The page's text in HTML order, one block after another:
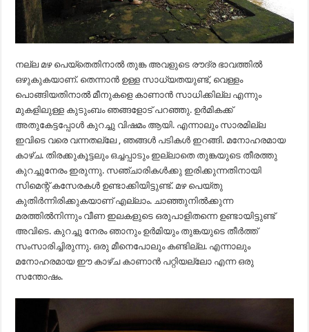
നല്ല മഴ പെയ്തെതിനാൽ തുങ്ക അവളുടെ രൗദ്ര ഭാവത്തിൽ
ഒഴുകുകയാണ്. തെന്നാൻ ഉള്ള സാധ്യതയുണ്ട്, വെള്ളം
പൊങ്ങിയതിനാൽ മീനുകളെ കാണാൻ സാധിക്കില്ല എന്നും
മുകളിലുള്ള കുടുംബം ഞങ്ങളോട് പറഞ്ഞു. ഉർമികക്ക്
അതുകേട്ടപ്പോൾ കുറച്ചു വിഷമം ആയി. എന്നാലും സാരമില്ല
ഇവിടെ വരെ വന്നതല്ലേ , ഞങ്ങൾ പടികൾ ഇറങ്ങി. മനോഹരമായ
കാഴ്ച. തിരക്കുകൂട്ടലും ഒച്ചപ്പാടും ഇല്ലാതെ തുങ്കയുടെ തീരത്തു
കുറച്ചുനേരം ഇരുന്നു. സഞ്ചാരികൾക്കു ഇരിക്കുന്നതിനായി
സിമെന്റ് കസേരകൾ ഉണ്ടാക്കിയിട്ടുണ്ട്. മഴ പെയ്തു
കുതിർന്നിരിക്കുകയാണ് എല്ലാം. ചാഞ്ഞുനിൽക്കുന്ന
മരത്തിൽനിന്നും വീണ ഇലകളുടെ ഒരുപാളിതന്നെ ഉണ്ടായിട്ടുണ്ട്
അവിടെ. കുറച്ചു നേരം ഞാനും ഉർമിയും തുങ്കയുടെ തീർത്ത്
സംസാരിച്ചിരുന്നു. ഒരു മീനെപോലും കണ്ടില്ല. എന്നാലും
മനോഹരമായ ഈ കാഴ്ച കാണാൻ പറ്റിയല്ലോ എന്ന ഒരു
സന്തോഷം.